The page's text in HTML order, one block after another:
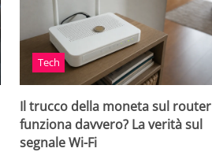
Tech
Il trucco della moneta sul router
funziona davvero? La verità sul
segnale Wi-Fi